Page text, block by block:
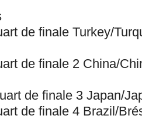
de finale Turkey/
de finale 2 China/
de finale 3 Japan/
de finale 4 Brazil/